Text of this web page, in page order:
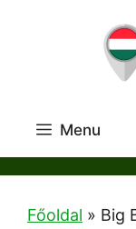
Menu
Főoldal » Big